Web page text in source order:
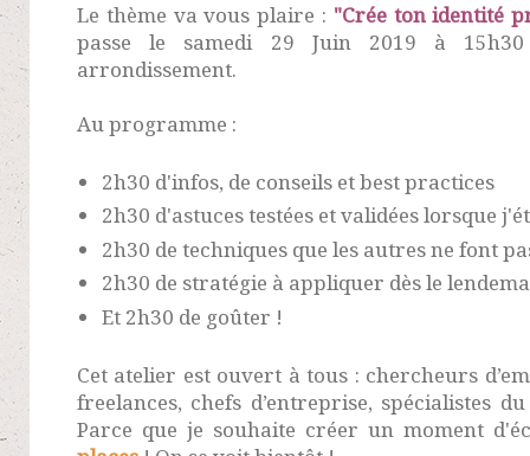
Le thème va vous plaire : "Crée ton identité
passe le samedi 29 Juin 2019 à
arrondissement.
Au programme :
2h30 d'infos, de conseils et best practices
2h30 d'astuces testées et validées lorsque
2h30 de techniques que les autres ne font
2h30 de stratégie à appliquer dès le
Et 2h30 de goûter !
Cet atelier est ouvert à tous : chercheurs
freelances, chefs d’entreprise, spécialistes
Parce que je souhaite créer un moment